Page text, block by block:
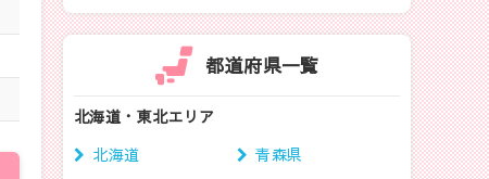
都道府県一覧
北海道・東北エリア
北海道
青森県